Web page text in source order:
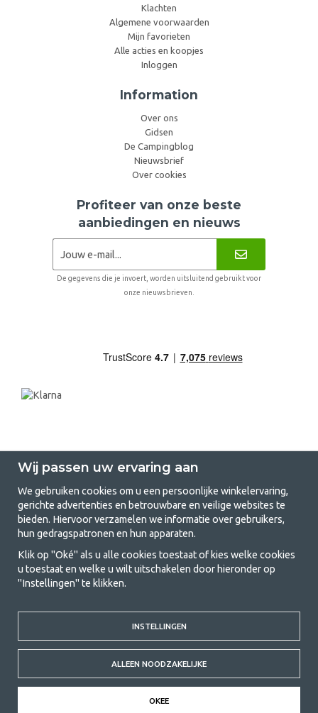
Klachten
Algemene voorwaarden
Mijn favorieten
Alle acties en koopjes
Inloggen
Information
Over ons
Gidsen
De Campingblog
Nieuwsbrief
Over cookies
Profiteer van onze beste
aanbiedingen en nieuws
De gegevens die je invoert, worden uitsluitend gebruikt voor
onze nieuwsbrieven.
GetCamping.nl - Jouw winkel voor
kamperen en buitenleven
Kamperen kan een levensstijl zijn of een manier om het gezin samen te
brengen voor een gezamenlijk avontuur. Welke categorie je ook kiest,
bij ons vind je alles wat je nodig hebt aan kampeeraccessoires. Wij
bieden wij zeer scherpe prijzen voor familietenten, caravanluifels en alle
andere uitrusting voor kamperen en buitenleven. Ons doel is om in elke
prijsklasse de beste kampeeruitrusting te leveren wat betreft kwaliteit
en functionaliteit. Neem gerust contact met ons op als je iets mist of
meer wilt weten.
© 2020 GetCamping. All rights reserved.
Wij passen uw ervaring aan
We gebruiken cookies om u een persoonlijke winkelervaring,
gerichte advertenties en betrouwbare en veilige websites te
bieden. Hiervoor verzamelen we informatie over gebruikers,
hun gedragspatronen en hun apparaten.
Klik op "Oké" als u alle cookies toestaat of kies welke cookies
u toestaat en welke u wilt uitschakelen door hieronder op
"Instellingen" te klikken.
INSTELLINGEN
ALLEEN NOODZAKELIJKE
OKEE